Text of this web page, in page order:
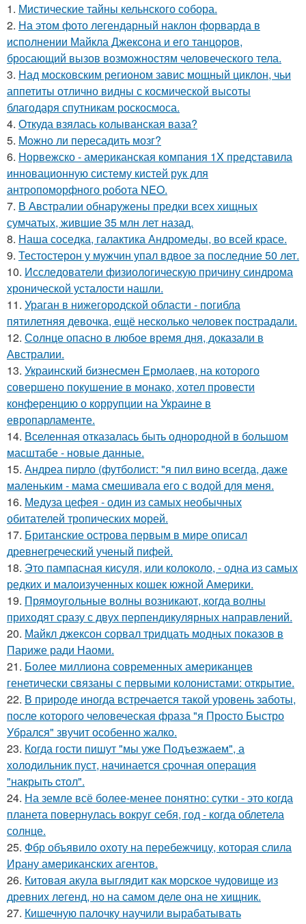
1. Мистические тайны кельнского собора.
2. На этом фото легендарный наклон форварда в
исполнении Майкла Джексона и его танцоров,
бросающий вызов возможностям человеческого тела.
3. Над московским регионом завис мощный циклон, чьи
аппетиты отлично видны с космической высоты
благодаря спутникам роскосмоса.
4. Откуда взялась колыванская ваза?
5. Можно ли пересадить мозг?
6. Норвежско - американская компания 1X представила
инновационную систему кистей рук для
антропоморфного робота NEO.
7. В Австралии обнаружены предки всех хищных
сумчатых, жившие 35 млн лет назад.
8. Наша соседка, галактика Андромеды, во всей красе.
9. Тестостерон у мужчин упал вдвое за последние 50 лет.
10. Исследователи физиологическую причину синдрома
хронической усталости нашли.
11. Ураган в нижегородской области - погибла
пятилетняя девочка, ещё несколько человек пострадали.
12. Солнце опасно в любое время дня, доказали в
Австралии.
13. Украинский бизнесмен Ермолаев, на которого
совершено покушение в монако, хотел провести
конференцию о коррупции на Украине в
европарламенте.
14. Вселенная отказалась быть однородной в большом
масштабе - новые данные.
15. Андреа пирло (футболист: "я пил вино всегда, даже
маленьким - мама смешивала его с водой для меня.
16. Медуза цефея - один из самых необычных
обитателей тропических морей.
17. Британские острова первым в мире описал
древнегреческий ученый пифей.
18. Это пампасная кисуля, или колоколо, - одна из самых
редких и малоизученных кошек южной Америки.
19. Прямоугольные волны возникают, когда волны
приходят сразу с двух перпендикулярных направлений.
20. Майкл джексон сорвал тридцать модных показов в
Париже ради Наоми.
21. Более миллиона современных американцев
генетически связаны с первыми колонистами: открытие.
22. В природе иногда встречается такой уровень заботы,
после которого человеческая фраза "я Просто Быстро
Убрался" звучит особенно жалко.
23. Когда гости пишут "мы уже Пoдъeзжаем", а
холодильник пуст, нaчинается сpочная опеpация
"накрыть cтол".
24. На земле всё более-менее понятно: сутки - это когда
планета повернулась вокруг себя, год - когда облетела
солнце.
25. Фбр объявило охоту на перебежчицу, которая слила
Ирану американских агентов.
26. Китовая акула выглядит как морское чудовище из
древних легенд, но на самом деле она не хищник.
27. Кишечную палочку научили вырабатывать